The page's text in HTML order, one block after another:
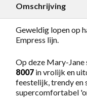
Omschrijving
Geweldig lopen op
Empress lijn.
Op deze Mary-Jane
8007 in vrolijk en
feestelijk, trendy en
supercomfortabel